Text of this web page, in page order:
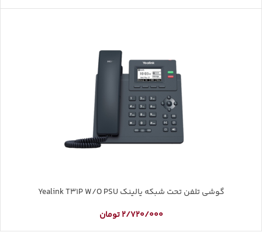
گوشی تلفن تحت شبکه یالینک Yealink T31P W/O PSU
2/720/000 تومان